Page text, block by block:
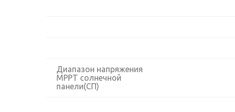
Диапазон напряжения
MPPT солнечной
панели(СП)